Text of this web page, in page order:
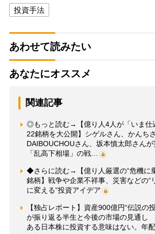
投資手法
あわせて読みたい
あなたにオススメ
関連記事
◎もっと読む→【億り人4人が「いま仕
22銘柄を大公開】シゲルさん、かんちさ
DAIBOUCHOUさん、坂本慎太郎さん
「乱高下相場」の戦…
◆さらに読む→【億り人厳選の“危機に
銘柄】戦争や企業不祥事、災害などの“
に変える”投資アイデア
【独占レポート】資産900億円“伝説の
が振り返る半生と今後の市場の見通し
ある日本株に投資する意味はない。年